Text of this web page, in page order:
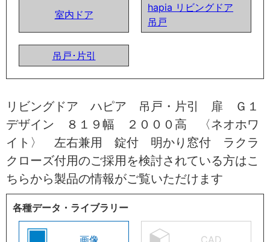
室内ドア
hapia リビングドア
吊戸
吊戸･片引
リビングドア ハピア 吊戸・片引 扉 Ｇ１
デザイン ８１９幅 ２０００高 〈ネオホワ
イト〉 左右兼用 錠付 明かり窓付 ラクラ
クローズ付用のご採用を検討されている方はこ
ちらから製品の情報がご覧いただけます
各種データ・ライブラリー